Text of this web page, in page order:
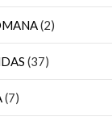
(2)
(37)
(7)